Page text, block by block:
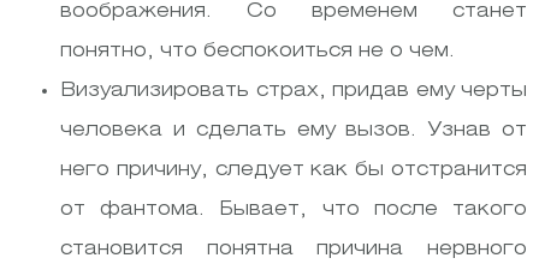
воображения. Со временем станет
понятно, что беспокоиться не о чем.
Визуализировать страх, придав ему черты
человека и сделать ему вызов. Узнав от
него причину, следует как бы отстранится
от фантома. Бывает, что после такого
становится понятна причина нервного